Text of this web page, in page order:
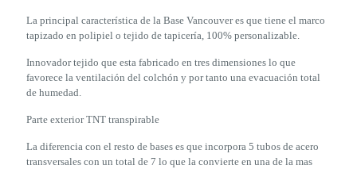
La principal característica de la Base Vancouver es que tiene el marco
tapizado en polipiel o tejido de tapicería, 100% personalizable.
Innovador tejido que esta fabricado en tres dimensiones lo que
favorece la ventilación del colchón y por tanto una evacuación total
de humedad.
Parte exterior TNT transpirable
La diferencia con el resto de bases es que incorpora 5 tubos de acero
transversales con un total de 7 lo que la convierte en una de la mas